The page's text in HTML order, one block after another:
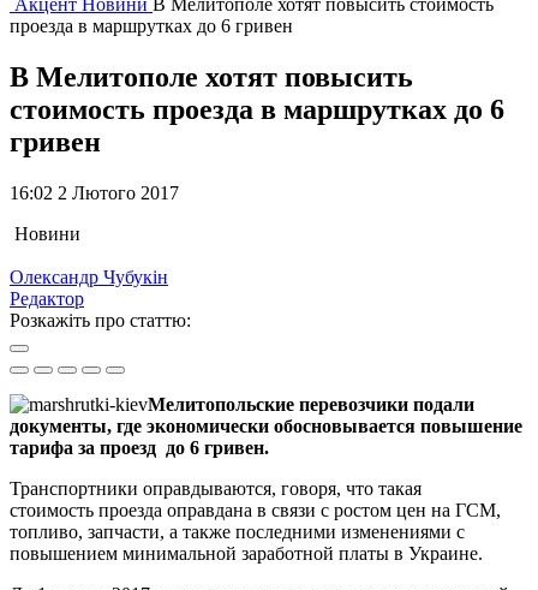
Акцент Новини В Мелитополе хотят повысить стоимость
проезда в маршрутках до 6 гривен
В Мелитополе хотят повысить
стоимость проезда в маршрутках до 6
гривен
16:02 2 Лютого 2017
Новини
Олександр Чубукін
Редактор
Розкажіть про статтю:
Мелитопольские перевозчики подали
документы, где экономически обосновывается повышение
тарифа за проезд до 6 гривен.
Транспортники оправдываются, говоря, что такая
стоимость проезда оправдана в связи с ростом цен на ГСМ,
топливо, запчасти, а также последними изменениями с
повышением минимальной заработной платы в Украине.